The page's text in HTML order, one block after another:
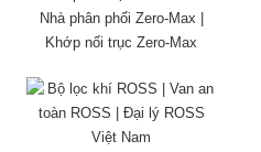
Nhà phân phối Zero-Max |
Khớp nối trục Zero-Max